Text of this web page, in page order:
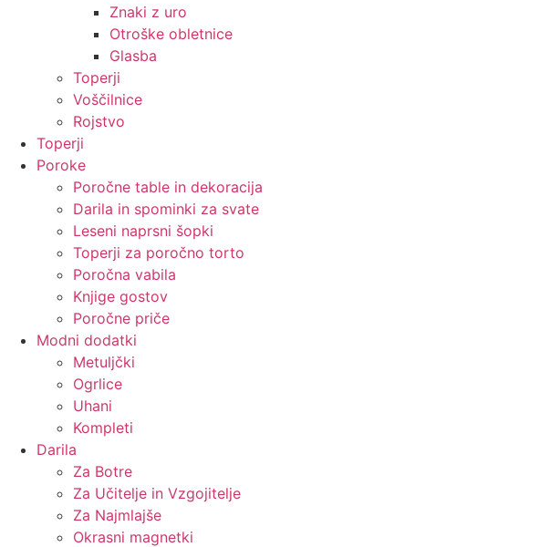
Znaki z uro
Otroške obletnice
Glasba
Toperji
Voščilnice
Rojstvo
Toperji
Poroke
Poročne table in dekoracija
Darila in spominki za svate
Leseni naprsni šopki
Toperji za poročno torto
Poročna vabila
Knjige gostov
Poročne priče
Modni dodatki
Metuljčki
Ogrlice
Uhani
Kompleti
Darila
Za Botre
Za Učitelje in Vzgojitelje
Za Najmlajše
Okrasni magnetki